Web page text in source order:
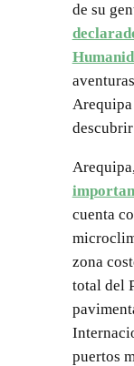
de su
Arequipa
cuenta
zona
total del
puertos